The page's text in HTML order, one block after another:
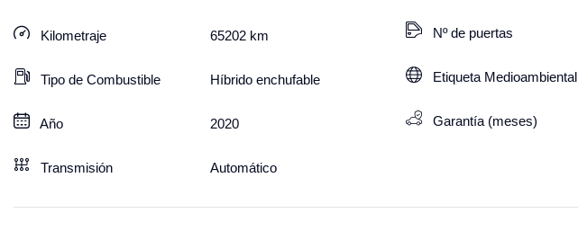
Kilometraje 65202 km
Tipo de Combustible Híbrido enchufable
Año 2020
Transmisión Automático
Nº de puertas
Etiqueta Medioambiental
Garantía (meses)